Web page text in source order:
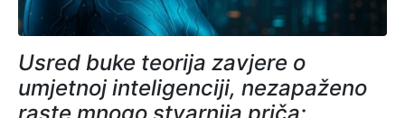
Usred buke teorija zavjere o
umjetnoj inteligenciji, nezapaženo